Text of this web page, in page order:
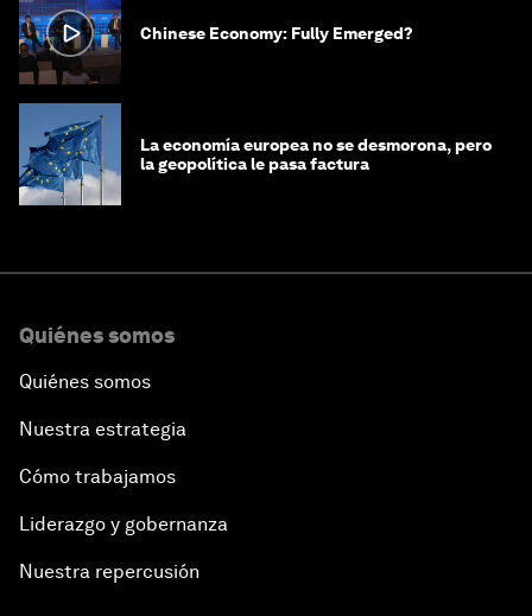
Chinese Economy: Fully Emerged?
La economía europea no se desmorona, pero
la geopolítica le pasa factura
Quiénes somos
Quiénes somos
Nuestra estrategia
Cómo trabajamos
Liderazgo y gobernanza
Nuestra repercusión